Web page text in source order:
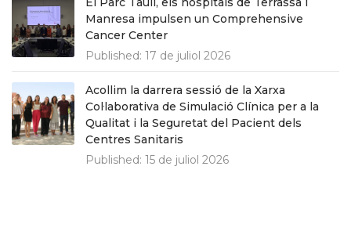
Manresa impulsen un Comprehensive
Cancer Center
Published: 17 de juliol 2026
Acollim la darrera sessió de la Xarxa
Col·laborativa de Simulació Clínica per a la
Qualitat i la Seguretat del Pacient dels
Centres Sanitaris
Published: 15 de juliol 2026